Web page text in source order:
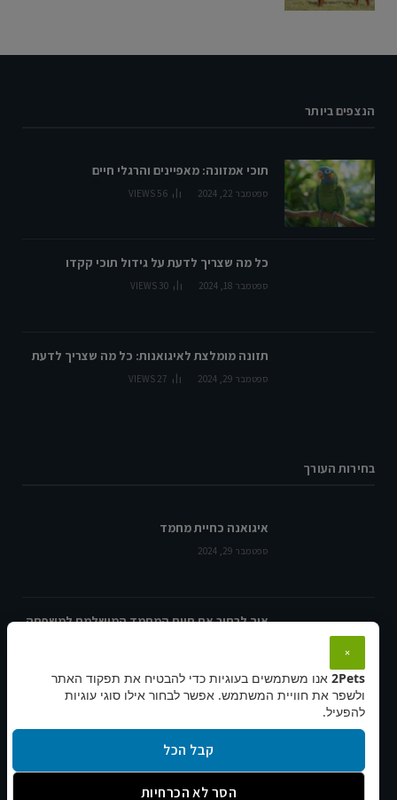
הנצפים ביותר
תוכי אמזונה: מאפיינים והרגלי חיים
ספטמבר 22, 2024 56
VIEWS
כל מה שצריך לדעת על גידול תוכי קקדו
ספטמבר 18, 2024 30
VIEWS
תזונה מומלצת לאיגואנות: כל מה שצריך לדעת
ספטמבר 29, 2024 27
VIEWS
בחירות העורך
איגואנה כחיית מחמד
ספטמבר 29, 2024
איך לבחור את חיית המחמד המושלמת למשפחה
האידיאלי לאקווריום
×
2Pets אנו משתמשים בעוגיות כדי להבטיח את תפקוד האתר
ולשפר את חוויית המשתמש. אפשר לבחור אילו סוגי עוגיות
להפעיל.
קבל הכל
הסר לא הכרחיות